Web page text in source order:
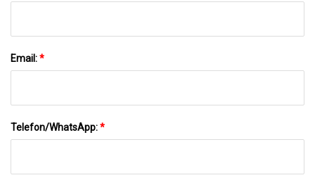
Email:*
Telefon/WhatsApp:*